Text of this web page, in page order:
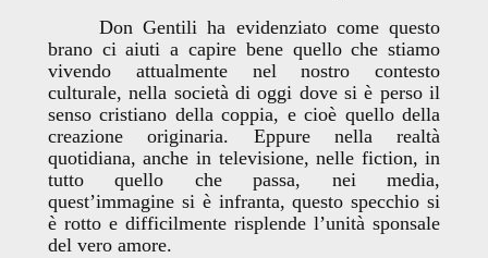
Don Gentili ha evidenziato come questo
brano ci aiuti a capire bene quello che stiamo
vivendo attualmente nel nostro contesto
culturale, nella società di oggi dove si è perso il
senso cristiano della coppia, e cioè quello della
creazione originaria. Eppure nella realtà
quotidiana, anche in televisione, nelle fiction, in
tutto quello che passa, nei media,
quest’immagine si è infranta, questo specchio si
è rotto e difficilmente risplende l’unità sponsale
del vero amore.